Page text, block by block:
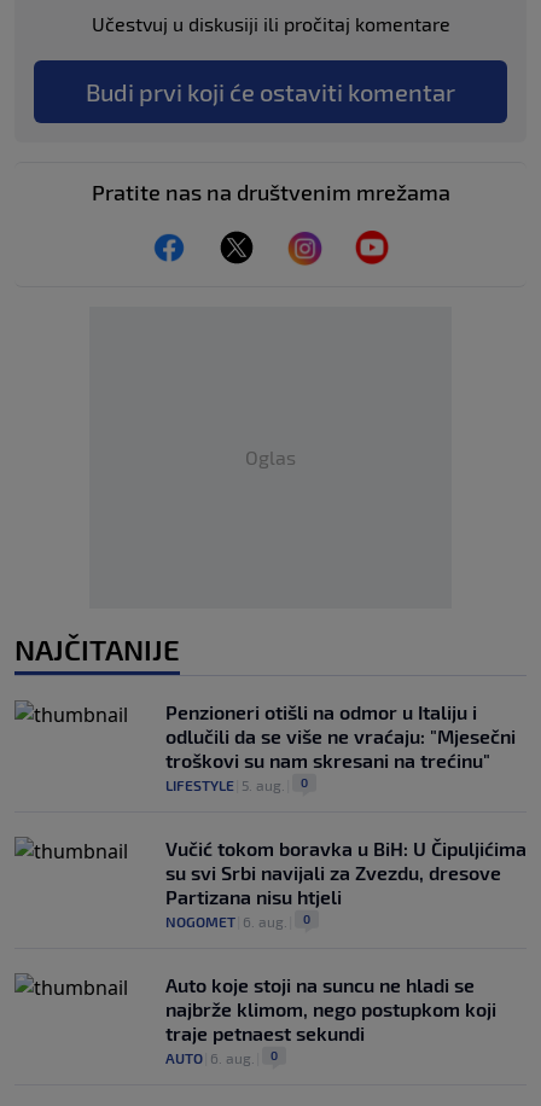
Učestvuj u diskusiji ili pročitaj komentare
Budi prvi koji će ostaviti komentar
Pratite nas na društvenim mrežama
Oglas
NAJČITANIJE
Penzioneri otišli na odmor u Italiju i
odlučili da se više ne vraćaju: "Mjesečni
troškovi su nam skresani na trećinu"
LIFESTYLE 5. aug. 0
Vučić tokom boravka u BiH: U Čipuljićima
su svi Srbi navijali za Zvezdu, dresove
Partizana nisu htjeli
NOGOMET 6. aug. 0
Auto koje stoji na suncu ne hladi se
najbrže klimom, nego postupkom koji
traje petnaest sekundi
AUTO 6. aug. 0